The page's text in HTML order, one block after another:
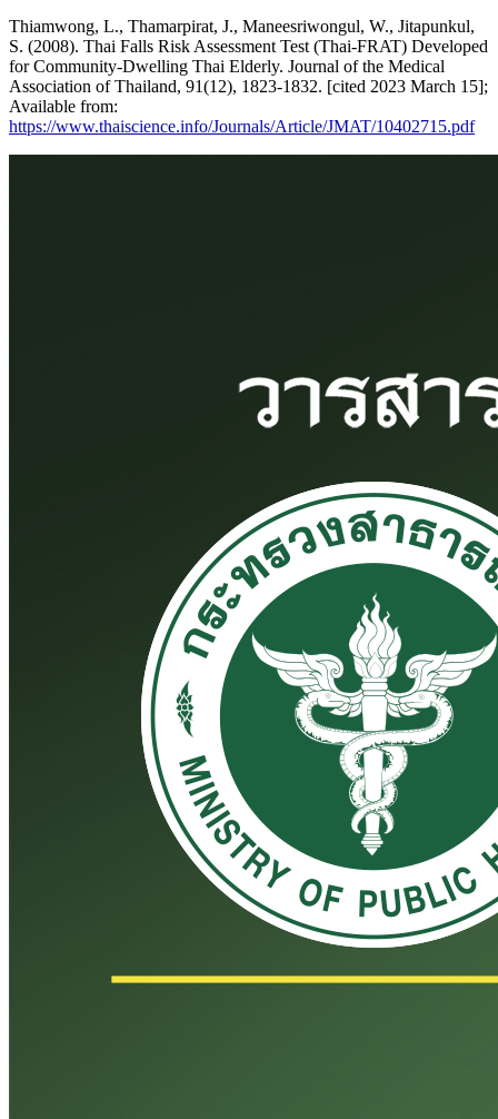
Thiamwong, L., Thamarpirat, J., Maneesriwongul, W., Jitapunkul,
S. (2008). Thai Falls Risk Assessment Test (Thai-FRAT) Developed
for Community-Dwelling Thai Elderly. Journal of the Medical
Association of Thailand, 91(12), 1823-1832. [cited 2023 March 15];
Available from:
https://www.thaiscience.info/Journals/Article/JMAT/10402715.pdf